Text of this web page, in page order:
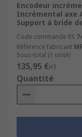
Encodeur
Incrémental axe
Support à bride
Code commande RS
Référence fabricant
Sous-total (1 unité)
135,95 €HT
Quantité